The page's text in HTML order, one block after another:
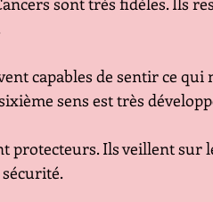
capables de sentir ce qui
sens est très
protecteurs. Ils veillent sur